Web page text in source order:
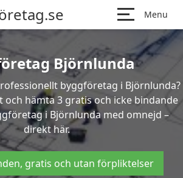
Menu
Björnlunda
byggföretag i Björnlunda?
och hämta 3 gratis och icke bindande
i Björnlunda med omnejd –
direkt här.
gratis och utan förpliktelser